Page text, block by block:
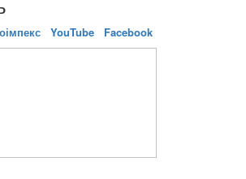
YouTube Facebook